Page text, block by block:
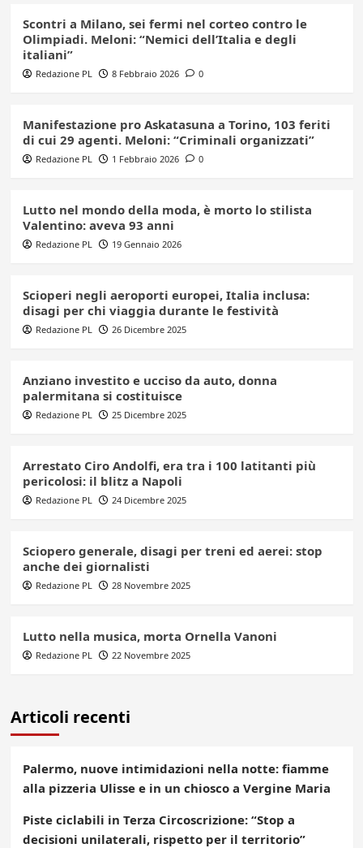
Scontri a Milano, sei fermi nel corteo contro le
Olimpiadi. Meloni: “Nemici dell’Italia e degli
italiani”
Redazione PL 8 Febbraio 2026 0
Manifestazione pro Askatasuna a Torino, 103 feriti
di cui 29 agenti. Meloni: “Criminali organizzati”
Redazione PL 1 Febbraio 2026 0
Lutto nel mondo della moda, è morto lo stilista
Valentino: aveva 93 anni
Redazione PL 19 Gennaio 2026
Scioperi negli aeroporti europei, Italia inclusa:
disagi per chi viaggia durante le festività
Redazione PL 26 Dicembre 2025
Anziano investito e ucciso da auto, donna
palermitana si costituisce
Redazione PL 25 Dicembre 2025
Arrestato Ciro Andolfi, era tra i 100 latitanti più
pericolosi: il blitz a Napoli
Redazione PL 24 Dicembre 2025
Sciopero generale, disagi per treni ed aerei: stop
anche dei giornalisti
Redazione PL 28 Novembre 2025
Lutto nella musica, morta Ornella Vanoni
Redazione PL 22 Novembre 2025
Articoli recenti
Palermo, nuove intimidazioni nella notte: fiamme
alla pizzeria Ulisse e in un chiosco a Vergine Maria
Piste ciclabili in Terza Circoscrizione: “Stop a
decisioni unilaterali, rispetto per il territorio”